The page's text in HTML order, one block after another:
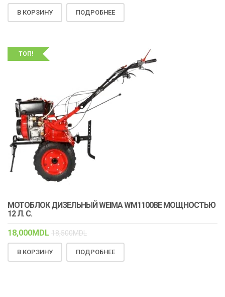
В КОРЗИНУ ПОДРОБНЕЕ
ТОП!
МОТОБЛОК ДИЗЕЛЬНЫЙ WEIMA WM1100BE МОЩНОСТЬЮ
12 Л. С.
18,000MDL 18,500MDL
В КОРЗИНУ ПОДРОБНЕЕ